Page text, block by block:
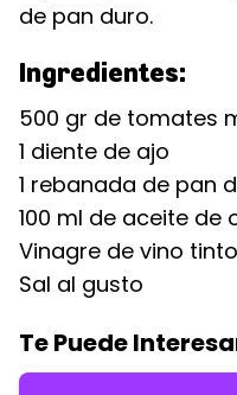
de pan duro.
Ingredientes:
500 gr de tomates
1 diente de ajo
1 rebanada de pan
100 ml de aceite de
Vinagre de vino
Sal al gusto
Te Puede